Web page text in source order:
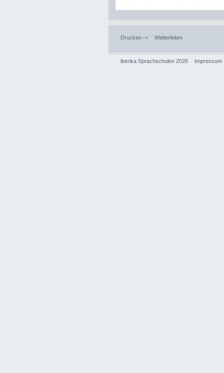
Drucken -> Weiterleiten
iberika Sprachschulen 2026 Impressum